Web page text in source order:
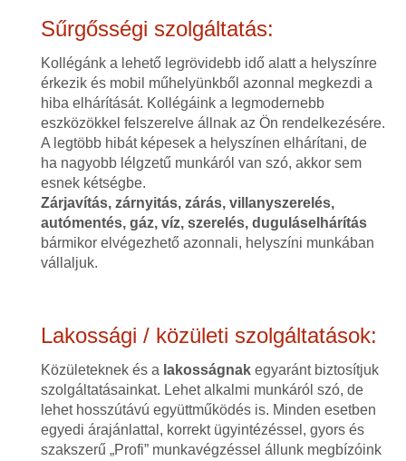
Sűrgősségi szolgáltatás:
Kollégánk a lehető legrövidebb idő alatt a helyszínre
érkezik és mobil műhelyünkből azonnal megkezdi a
hiba elhárítását. Kollégáink a legmodernebb
eszközökkel felszerelve állnak az Ön rendelkezésére.
A legtöbb hibát képesek a helyszínen elhárítani, de
ha nagyobb lélgzetű munkáról van szó, akkor sem
esnek kétségbe.
Zárjavítás, zárnyitás, zárás, villanyszerelés,
autómentés, gáz, víz, szerelés, duguláselhárítás
bármikor elvégezhető azonnali, helyszíni munkában
vállaljuk.
Lakossági / közületi szolgáltatások:
Közületeknek és a lakosságnakegyaránt biztosítjuk
szolgáltatásainkat. Lehet alkalmi munkáról szó, de
lehet hosszútávú együttműködés is. Minden esetben
egyedi árajánlattal, korrekt ügyintézéssel, gyors és
szakszerű „Profi” munkavégzéssel állunk megbízóink